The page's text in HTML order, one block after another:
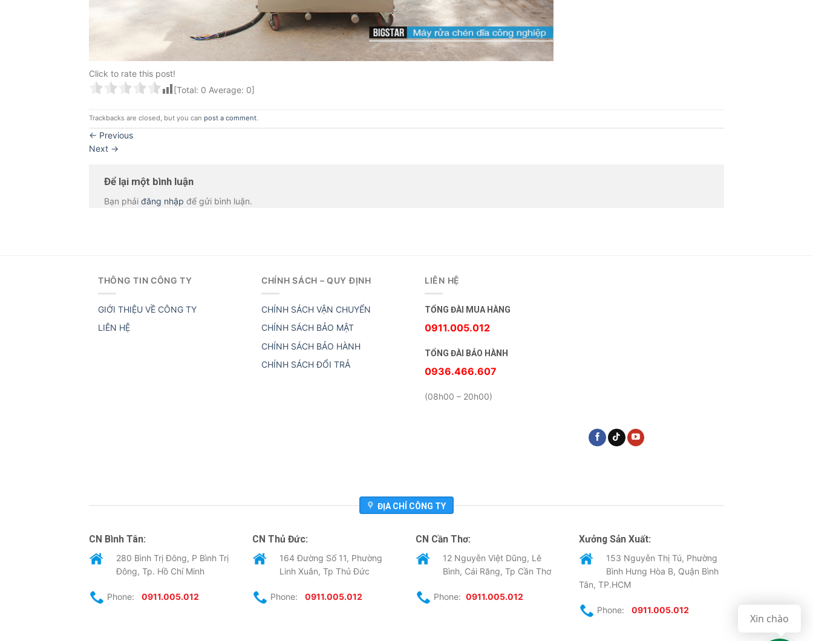
Click to rate this post!
[Total: 0 Average: 0]
Trackbacks are closed, but you can post a comment.
← Previous
Next →
Để lại một bình luận
Bạn phải đăng nhập để gửi bình luận.
THÔNG TIN CÔNG TY
GIỚI THIỆU VỀ CÔNG TY
LIÊN HỆ
CHÍNH SÁCH – QUY ĐỊNH
CHÍNH SÁCH VẬN CHUYỂN
CHÍNH SÁCH BẢO MẬT
CHÍNH SÁCH BẢO HÀNH
CHÍNH SÁCH ĐỔI TRẢ
LIÊN HỆ
TỔNG ĐÀI MUA HÀNG
0911.005.012
TỔNG ĐÀI BẢO HÀNH
0936.466.607
(08h00 – 20h00)
ĐỊA CHỈ CÔNG TY
CN Bình Tân:
280 Bình Trị Đông, P Bình Trị
Đông, Tp. Hồ Chí Minh
Phone: 0911.005.012
CN Thủ Đức:
164 Đường Số 11, Phường
Linh Xuân, Tp Thủ Đức
Phone: 0911.005.012
CN Cần Thơ:
12 Nguyễn Việt Dũng, Lê
Bình, Cái Răng, Tp Cần Thơ
Phone: 0911.005.012
Xưởng Sản Xuất:
153 Nguyễn Thị Tú, Phường
Bình Hưng Hòa B, Quận Bình
Tân, TP.HCM
Phone: 0911.005.012
Xin chào